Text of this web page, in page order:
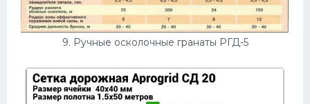
9. Ручные осколочные гранаты РГД-5